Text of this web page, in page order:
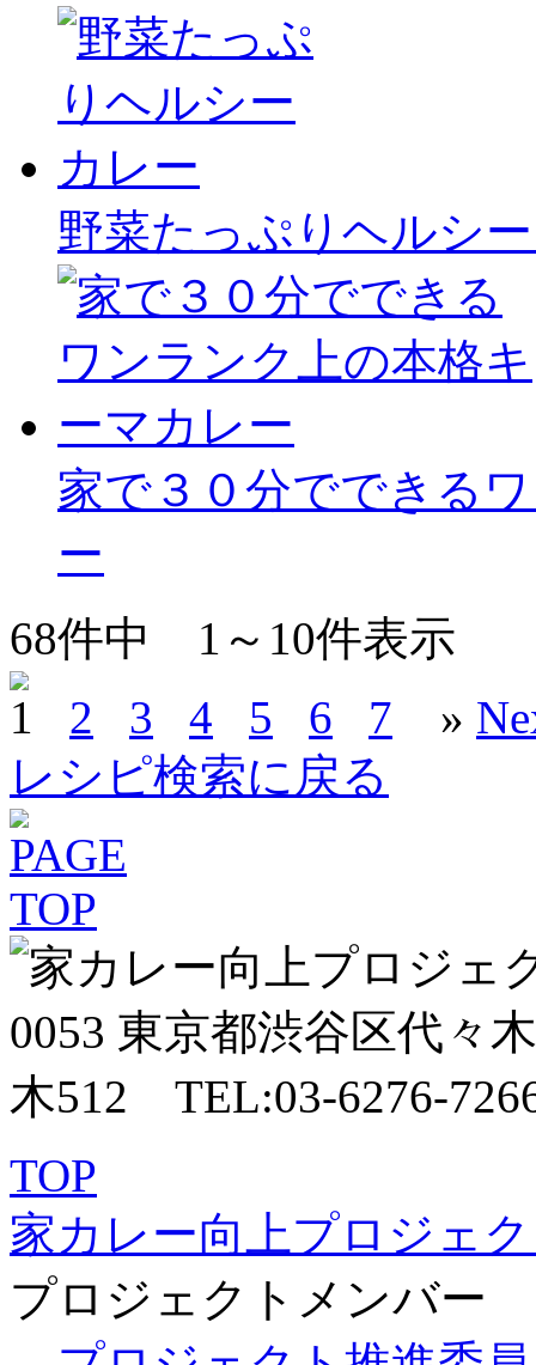
野菜たっぷりヘルシ
家で３０分でできる
ー
68件中 1～10件表示
1 2 3 4 5 6 7 »
レシピ検索に戻る
TOP
家カレー向上プロジェ
プロジェクトメンバー